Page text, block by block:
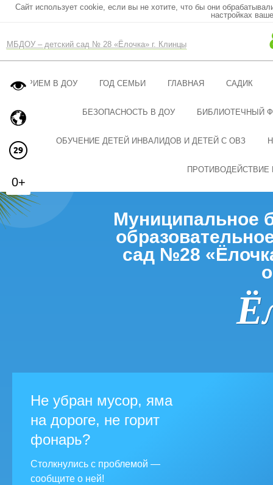
Сайт использует cookie, если вы не хотите, что бы они
настройках
МБДОУ – детский сад № 28 «Ёлочка» г. Клинцы
ПРИЕМ В ДОУ ГОД СЕМЬИ ГЛАВНАЯ САДИК
БЕЗОПАСНОСТЬ В ДОУ БИБЛИОТЕЧНЫЙ
ОБУЧЕНИЕ ДЕТЕЙ ИНВАЛИДОВ И ДЕТЕЙ С ОВЗ
ПРОТИВОДЕЙСТВИЕ
Муниципальное
сад №28
Не убран мусор, яма
на дороге, не горит
фонарь?
Столкнулись с проблемой —
сообщите о ней!
0+